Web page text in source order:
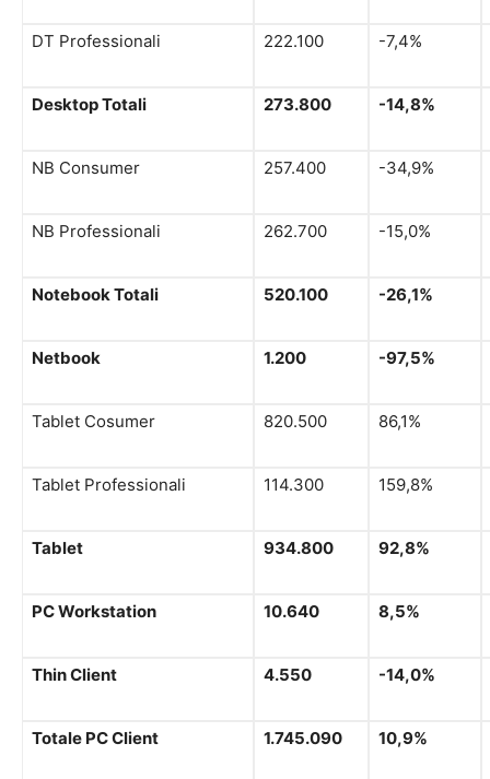
DT Professionali 222.100 -7,4%
Desktop Totali 273.800 -14,8%
NB Consumer 257.400 -34,9%
NB Professionali 262.700 -15,0%
Notebook Totali 520.100 -26,1%
Netbook 1.200 -97,5%
Tablet Cosumer 820.500 86,1%
Tablet Professionali 114.300 159,8%
Tablet 934.800 92,8%
PC Workstation 10.640 8,5%
Thin Client 4.550 -14,0%
Totale PC Client 1.745.090 10,9%